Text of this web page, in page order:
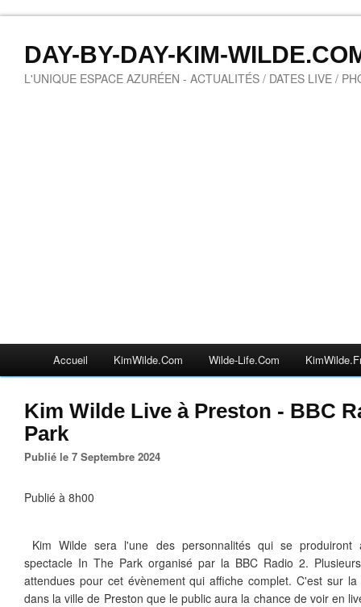
DAY-BY-DAY-KIM-
L'UNIQUE ESPACE AZURÉEN - ACTUALITÉS / DATES LIVE /
Accueil KimWilde.com Wilde-Life.com
Kim Wilde Live à Preston - BBC
Park
Publié le 7 Septembre 2024
Publié à 8h00
Kim Wilde sera l'une des personnalités qui se produiront
spectacle In The Park organisé par la BBC Radio 2.
attendues pour cet évènement qui affiche complet. C'est sur
dans la ville de Preston que le public aura la chance de voir en